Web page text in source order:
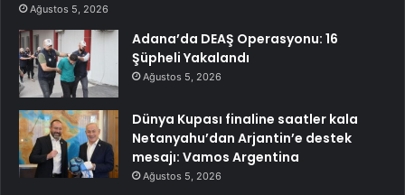
Ağustos 5, 2026
Adana’da DEAŞ Operasyonu: 16
Şüpheli Yakalandı
Ağustos 5, 2026
Dünya Kupası finaline saatler kala
Netanyahu’dan Arjantin’e destek
mesajı: Vamos Argentina
Ağustos 5, 2026